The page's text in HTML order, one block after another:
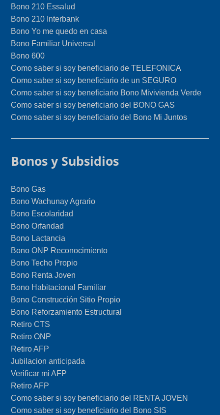
Bono 210 Essalud
Bono 210 Interbank
Bono Yo me quedo en casa
Bono Familiar Universal
Bono 600
Como saber si soy beneficiario de TELEFONICA
Como saber si soy beneficiario de un SEGURO
Como saber si soy beneficiario Bono Mivivienda Verde
Como saber si soy beneficiario del BONO GAS
Como saber si soy beneficiario del Bono Mi Juntos
Bonos y Subsidios
Bono Gas
Bono Wachunay Agrario
Bono Escolaridad
Bono Orfandad
Bono Lactancia
Bono ONP Reconocimiento
Bono Techo Propio
Bono Renta Joven
Bono Habitacional Familiar
Bono Construcción Sitio Propio
Bono Reforzamiento Estructural
Retiro CTS
Retiro ONP
Retiro AFP
Jubilacion anticipada
Verificar mi AFP
Retiro AFP
Como saber si soy beneficiario del RENTA JOVEN
Como saber si soy beneficiario del Bono SIS